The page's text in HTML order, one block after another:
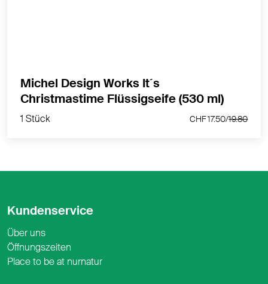
1 Stück CHF 17.50/
Michel Design Works It´s
Christmastime Flüssigseife (530 ml)
1 Stück CHF 17.50/19.80
Kundenservice
Über uns
Öffnungszeiten
Place to be at nurnatur